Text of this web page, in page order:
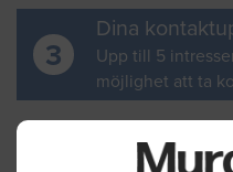
3
Dina
Upp till 5
möjlighet att ta
Ditt för- och efternamn